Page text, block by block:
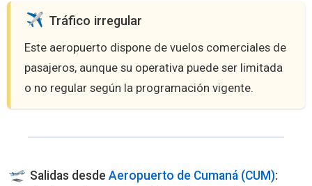
️ Tráfico irregular
Este aeropuerto dispone de vuelos comerciales de
pasajeros, aunque su operativa puede ser limitada
o no regular según la programación vigente.
Salidas desde Aeropuerto de Cumaná (CUM):